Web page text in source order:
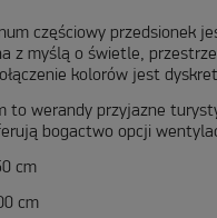
częściowy przedsionek
z myślą o świetle,
kolorów jest
to werandy przyjazne
bogactwo opcji
cm
cm